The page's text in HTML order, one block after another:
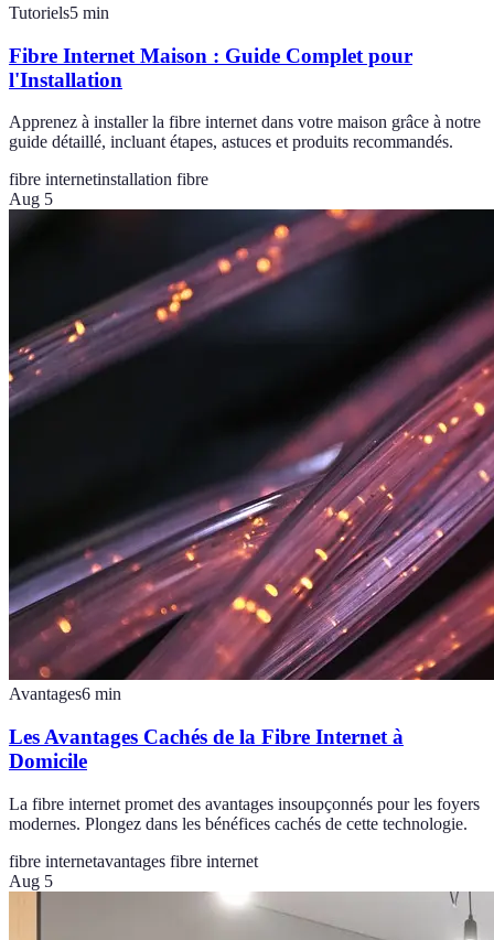
Tutoriels5 min
Fibre Internet Maison : Guide Complet pour
l'Installation
Apprenez à installer la fibre internet dans votre maison grâce à notre
guide détaillé, incluant étapes, astuces et produits recommandés.
fibre internetinstallation fibre
Aug 5
Avantages6 min
Les Avantages Cachés de la Fibre Internet à
Domicile
La fibre internet promet des avantages insoupçonnés pour les foyers
modernes. Plongez dans les bénéfices cachés de cette technologie.
fibre internetavantages fibre internet
Aug 5